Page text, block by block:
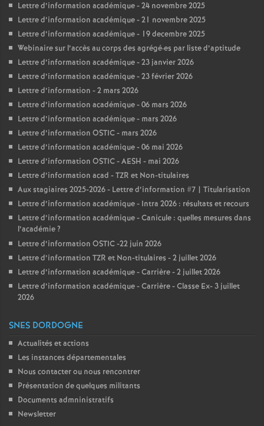
Lettre d’information académique - 24 novembre 2025
Lettre d’information académique - 21 novembre 2025
Lettre d’information académique - 19 decembre 2025
Webinaire sur l’accès au corps des agrégé·es par liste d’aptitude
Lettre d’information académique - 23 janvier 2026
Lettre d’information académique - 23 février 2026
Lettre d’information - 2 mars 2026
Lettre d’information académique - 06 mars 2026
Lettre d’information académique - mars 2026
Lettre d’information OSTIC - mars 2026
Lettre d’information académique - 06 mai 2026
Lettre d’information OSTIC - AESH - mai 2026
Lettre d’information acad - TZR et Non-titulaires
Aux stagiaires 2025-2026 - Lettre d’information #7 | Titularisation
Lettre d’information académique - Intra 2026 : résultats et recours
Lettre d’information académique - Canicule : quelles mesures dans
l’académie?
Lettre d’information OSTIC -22 juin 2026
Lettre d’information TZR et Non-titulaires - 2 juillet 2026
Lettre d’information académique - Carrière - 2 juillet 2026
Lettre d’information académique - Carrière - Classe Ex- 3 juillet
2026
SNES DORDOGNE
Actualités et actions
Les instances départementales
Nous contacter ou nous rencontrer
Présentation de quelques militants
Documents admninistratifs
Newsletter